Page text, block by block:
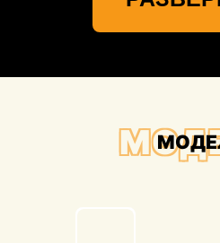
используем
проблемы, учитывая